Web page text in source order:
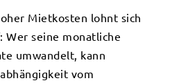
Mietkosten lohnt sich
Wer seine monatliche
umwandelt, kann
vom